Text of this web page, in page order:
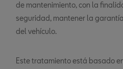
de mantenimiento, con la
seguridad, mantener la
del vehículo.
Este tratamiento está basado